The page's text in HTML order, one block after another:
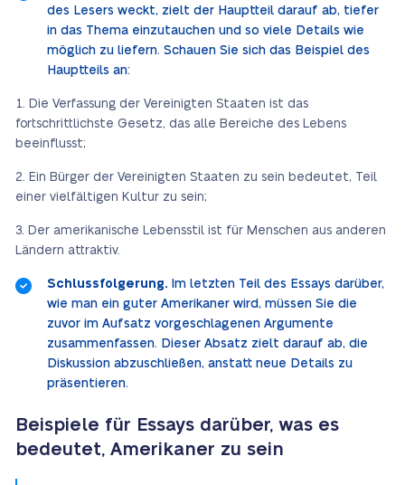
des Lesers weckt, zielt der Hauptteil darauf ab, tiefer
in das Thema einzutauchen und so viele Details wie
möglich zu liefern. Schauen Sie sich das Beispiel des
Hauptteils an:
Die Verfassung der Vereinigten Staaten ist das
fortschrittlichste Gesetz, das alle Bereiche des Lebens
beeinflusst;
Ein Bürger der Vereinigten Staaten zu sein bedeutet, Teil
einer vielfältigen Kultur zu sein;
Der amerikanische Lebensstil ist für Menschen aus anderen
Ländern attraktiv.
Schlussfolgerung. Im letzten Teil des Essays darüber,
wie man ein guter Amerikaner wird, müssen Sie die
zuvor im Aufsatz vorgeschlagenen Argumente
zusammenfassen. Dieser Absatz zielt darauf ab, die
Diskussion abzuschließen, anstatt neue Details zu
präsentieren.
Beispiele für Essays darüber, was es
bedeutet, Amerikaner zu sein